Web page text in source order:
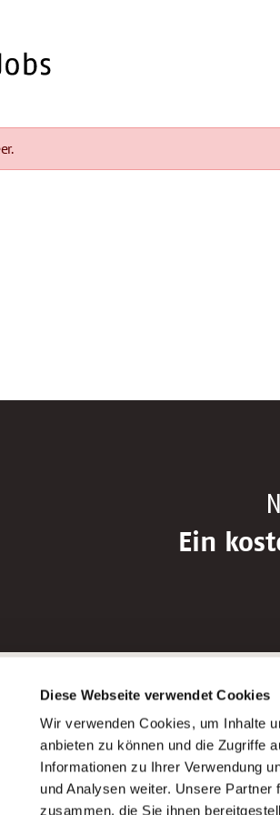
Diese Webseite verwendet Cookies
Wir verwenden Cookies, um Inhalte
anbieten zu können und die Zugriffe
Informationen zu Ihrer Verwendung
und Analysen weiter. Unsere
zusammen, die Sie ihnen
Ein
GmbH
des AWO
e.V.)
Bewerbungstipps
Bewerbung als
Bewerbung als
Bewerbung als
Bewerbung als